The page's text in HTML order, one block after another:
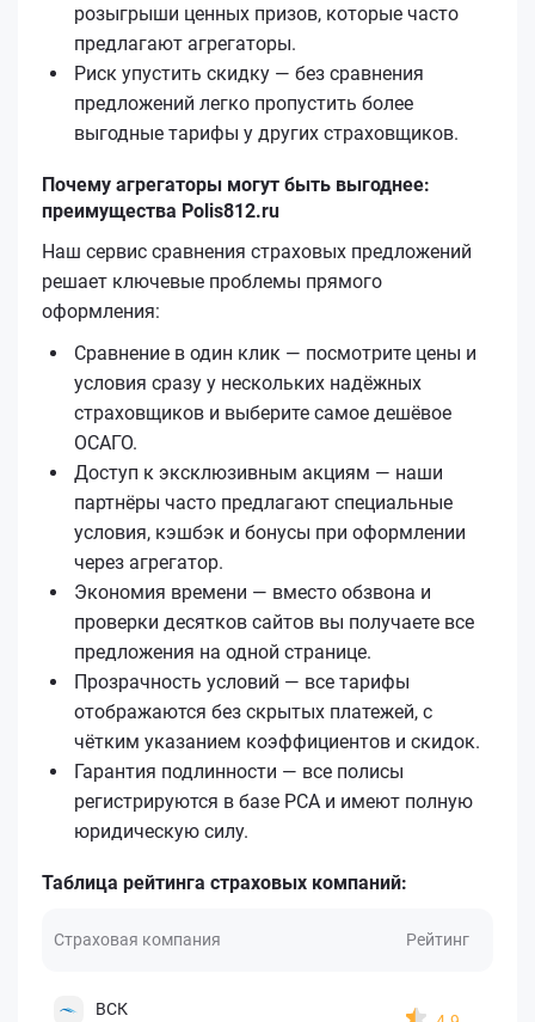
розыгрыши ценных призов, которые часто
предлагают агрегаторы.
Риск упустить скидку — без сравнения
предложений легко пропустить более
выгодные тарифы у других страховщиков.
Почему агрегаторы могут быть выгоднее:
преимущества Polis812.ru
Наш сервис сравнения страховых предложений
решает ключевые проблемы прямого
оформления:
Сравнение в один клик — посмотрите цены и
условия сразу у нескольких надёжных
страховщиков и выберите самое дешёвое
ОСАГО.
Доступ к эксклюзивным акциям — наши
партнёры часто предлагают специальные
условия, кэшбэк и бонусы при оформлении
через агрегатор.
Экономия времени — вместо обзвона и
проверки десятков сайтов вы получаете все
предложения на одной странице.
Прозрачность условий — все тарифы
отображаются без скрытых платежей, с
чётким указанием коэффициентов и скидок.
Гарантия подлинности — все полисы
регистрируются в базе РСА и имеют полную
юридическую силу.
Таблица рейтинга страховых компаний:
Страховая компания Рейтинг
ВСК